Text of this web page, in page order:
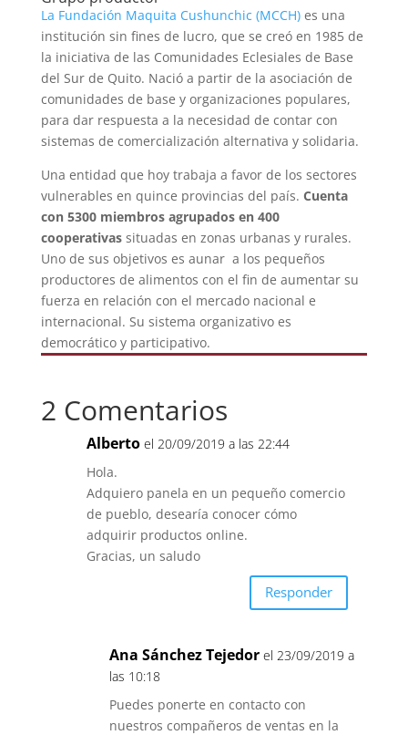
La Fundación Maquita Cushunchic (MCCH) es una
institución sin fines de lucro, que se creó en 1985 de
la iniciativa de las Comunidades Eclesiales de Base
del Sur de Quito. Nació a partir de la asociación de
comunidades de base y organizaciones populares,
para dar respuesta a la necesidad de contar con
sistemas de comercialización alternativa y solidaria.
Una entidad que hoy trabaja a favor de los sectores
vulnerables en quince provincias del país. Cuenta
con 5300 miembros agrupados en 400
cooperativassituadas en zonas urbanas y rurales.
Uno de sus objetivos es aunar a los pequeños
productores de alimentos con el fin de aumentar su
fuerza en relación con el mercado nacional e
internacional. Su sistema organizativo es
democrático y participativo.
2 Comentarios
Alberto el 20/09/2019 a las 22:44
Hola.
Adquiero panela en un pequeño comercio
de pueblo, desearía conocer cómo
adquirir productos online.
Gracias, un saludo
Responder
Ana Sánchez Tejedor el 23/09/2019 a
las 10:18
Puedes ponerte en contacto con
nuestros compañeros de ventas en la